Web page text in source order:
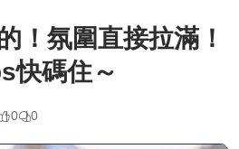
！氛圍直接拉滿！
快碼住～
0 0